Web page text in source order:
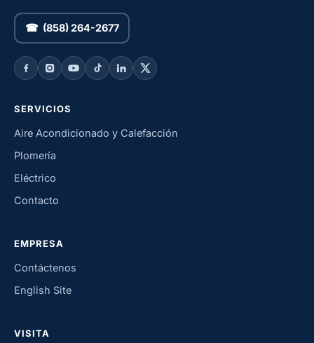
☎ (858) 264-2677
SERVICIOS
Aire Acondicionado y Calefacción
Plomería
Eléctrico
Contacto
EMPRESA
Contáctenos
English Site
VISITA